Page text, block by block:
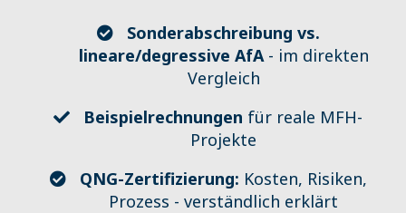
Sonderabschreibung vs.
lineare/degressive AfA - im direkten
Vergleich
​Beispielrechnungen für reale MFH-
Projekte
​QNG-Zertifizierung: Kosten, Risiken,
Prozess - verständlich erklärt